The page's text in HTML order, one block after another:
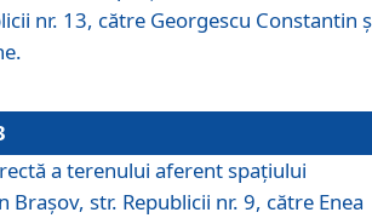
nr. 13, către Georgescu Constantin
a terenului aferent spaţiului
Braşov, str. Republicii nr. 9, către Enea